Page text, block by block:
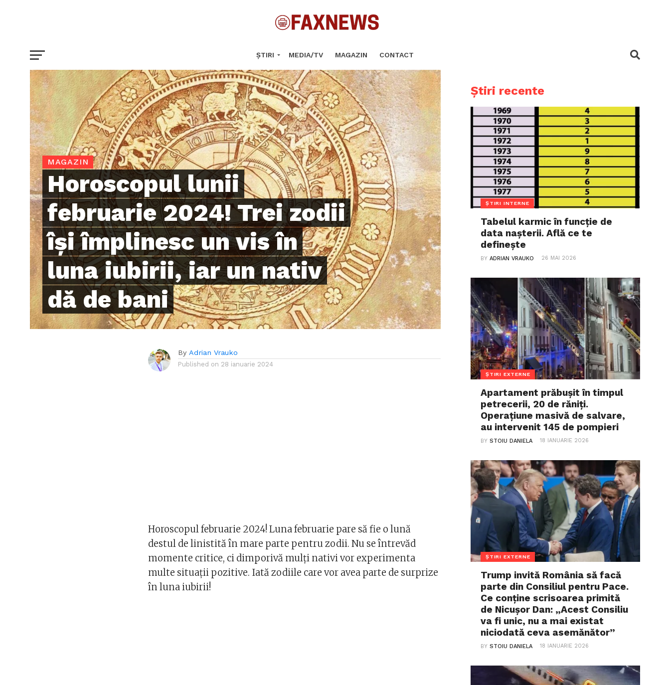
ȘTIRI MEDIA/TV MAGAZIN CONTACT
MAGAZIN
Horoscopul lunii
februarie 2024! Trei zodii
își împlinesc un vis în
luna iubirii, iar un nativ
dă de bani
By Adrian Vrauko
Published on 28 ianuarie 2024
Horoscopul februarie 2024! Luna februarie pare să fie o lună
destul de linistită în mare parte pentru zodii. Nu se întrevăd
momente critice, ci dimporivă mulți nativi vor experimenta
multe situații pozitive. Iată zodiile care vor avea parte de surprize
în luna iubirii!
Știri recente
ȘTIRI INTERNE
Tabelul karmic în funcție de
data nașterii. Află ce te
definește
BYADRIAN VRAUKO 26 MAI 2026
ȘTIRI EXTERNE
Apartament prăbușit în timpul
petrecerii, 20 de răniți.
Operațiune masivă de salvare,
au intervenit 145 de pompieri
BYSTOIU DANIELA 18 IANUARIE 2026
ȘTIRI EXTERNE
Trump invită România să facă
parte din Consiliul pentru Pace.
Ce conține scrisoarea primită
de Nicușor Dan: „Acest Consiliu
va fi unic, nu a mai existat
niciodată ceva asemănător”
BYSTOIU DANIELA 18 IANUARIE 2026